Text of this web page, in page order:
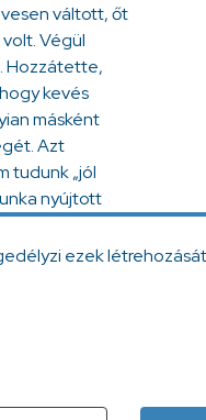
ezek
váltott, őt
Végül
Hozzátette,
kevés
másként
Azt
tudunk „jól
nyújtott